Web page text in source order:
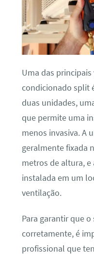
Uma das
condicionado split
duas unidades,
que permite uma
menos invasiva. A
geralmente fixada
metros de altura, e
instalada em um
ventilação.
Para garantir que
corretamente, é
profissional que